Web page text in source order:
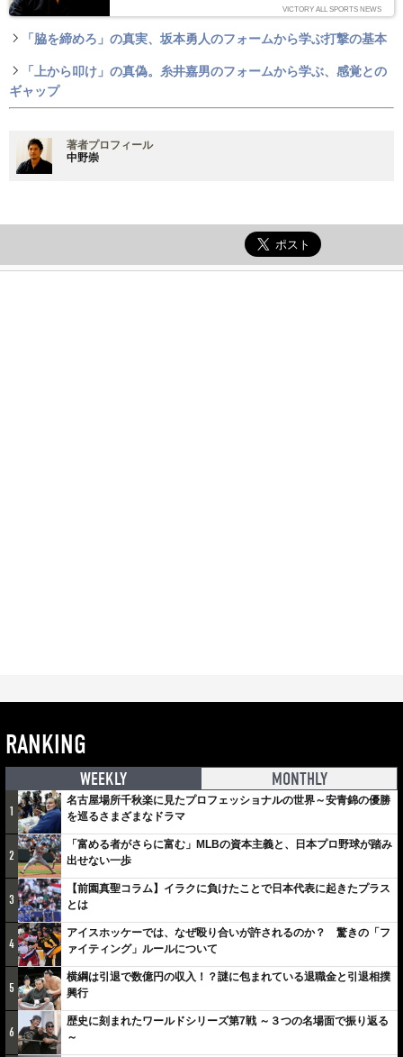
VICTORY ALL SPORTS NEWS
「脇を締めろ」の真実、坂本勇人のフォームから学ぶ打撃の基本
「上から叩け」の真偽。糸井嘉男のフォームから学ぶ、感覚との
ギャップ
著者プロフィール
中野崇
RANKING
WEEKLY MONTHLY
1
名古屋場所千秋楽に見たプロフェッショナルの世界～安青錦の優勝
を巡るさまざまなドラマ
2
「富める者がさらに富む」MLBの資本主義と、日本プロ野球が踏み
出せない一歩
3
【前園真聖コラム】イラクに負けたことで日本代表に起きたプラス
とは
4
アイスホッケーでは、なぜ殴り合いが許されるのか？ 驚きの「フ
ァイティング」ルールについて
5
横綱は引退で数億円の収入！？謎に包まれている退職金と引退相撲
興行
6
歴史に刻まれたワールドシリーズ第7戦 ～３つの名場面で振り返る
～